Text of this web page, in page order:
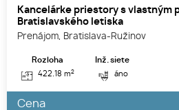
Kancelárke priestory s vlastným
Bratislavského letiska
Prenájom, Bratislava-Ružinov
Rozloha
422.18 m2
Inž. siete
áno
Cena